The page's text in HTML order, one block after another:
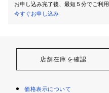
お申し込み完了後、最短５分でご利用
今すぐお申し込み
店舗在庫を確認
価格表示について